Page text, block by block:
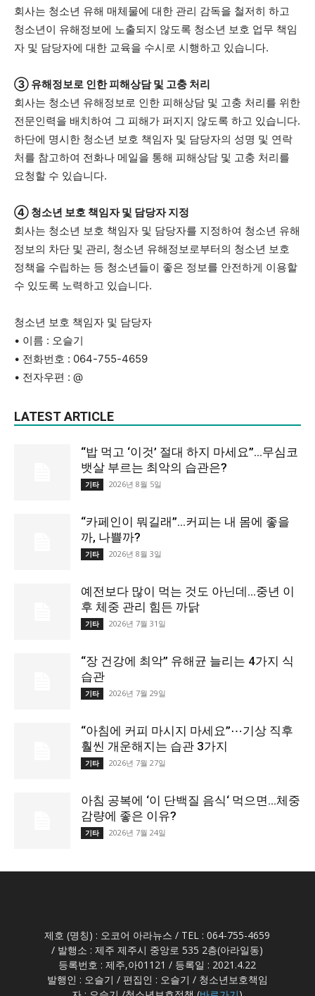
회사는 청소년 유해 매체물에 대한 관리 감독을 철저히 하고
청소년이 유해정보에 노출되지 않도록 청소년 보호 업무 책임
자 및 담당자에 대한 교육을 수시로 시행하고 있습니다.
③ 유해정보로 인한 피해상담 및 고충 처리
회사는 청소년 유해정보로 인한 피해상담 및 고충 처리를 위한
전문인력을 배치하여 그 피해가 퍼지지 않도록 하고 있습니다.
하단에 명시한 청소년 보호 책임자 및 담당자의 성명 및 연락
처를 참고하여 전화나 메일을 통해 피해상담 및 고충 처리를
요청할 수 있습니다.
④ 청소년 보호 책임자 및 담당자 지정
회사는 청소년 보호 책임자 및 담당자를 지정하여 청소년 유해
정보의 차단 및 관리, 청소년 유해정보로부터의 청소년 보호
정책을 수립하는 등 청소년들이 좋은 정보를 안전하게 이용할
수 있도록 노력하고 있습니다.
청소년 보호 책임자 및 담당자
• 이름 : 오슬기
• 전화번호 : 064-755-4659
• 전자우편 : @
LATEST ARTICLE
“밥 먹고 ‘이것’ 절대 하지 마세요”…무심코
뱃살 부르는 최악의 습관은?
기타 2026년 8월 5일
“카페인이 뭐길래”…커피는 내 몸에 좋을
까, 나쁠까?
기타 2026년 8월 3일
예전보다 많이 먹는 것도 아닌데…중년 이
후 체중 관리 힘든 까닭
기타 2026년 7월 31일
“장 건강에 최악” 유해균 늘리는 4가지 식
습관
기타 2026년 7월 29일
“아침에 커피 마시지 마세요”⋯기상 직후
훨씬 개운해지는 습관 3가지
기타 2026년 7월 27일
아침 공복에 ‘이 단백질 음식‘ 먹으면…체중
감량에 좋은 이유?
기타 2026년 7월 24일
제호 (명칭) : 오코어 아라뉴스 / TEL : 064-755-4659
/ 발행소 : 제주 제주시 중앙로 535 2층(아라일동)
등록번호 : 제주,아01121 / 등록일 : 2021.4.22
발행인 : 오슬기 / 편집인 : 오슬기 / 청소년보호책임